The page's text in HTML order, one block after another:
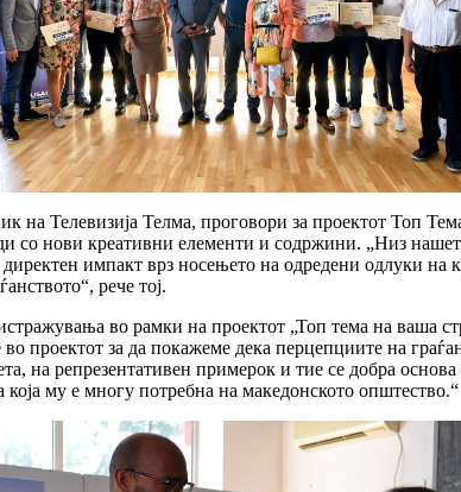
Телевизија Телма, проговори за проектот Топ
со нови креативни елементи и содржини. „Низ
директен импакт врз носењето на одредени одлуки
рече тој.
во рамки на проектот „Топ тема на
проектот за да покажеме дека перцепциите на
на репрезентативен примерок и тие се добра
му е многу потребна на македонското општество.“